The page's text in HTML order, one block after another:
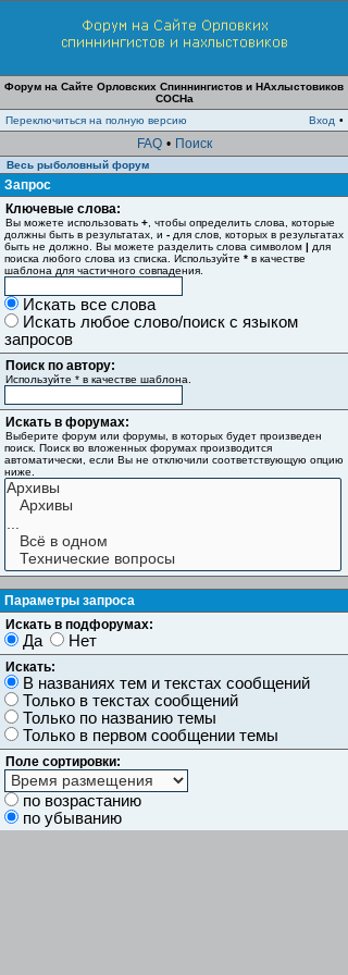
Форум на Сайте Орловских Спиннингистов и НАхлыстовиков
СОСНа
Переключиться на полную версию
Вход •
FAQ • Поиск
Весь рыболовный форум
Запрос
Ключевые слова:
Вы можете использовать + , чтобы определить слова, которые
должны быть в результатах, и - для слов, которых в результатах
быть не должно. Вы можете разделить слова символом | для
поиска любого слова из списка. Используйте * в качестве
шаблона для частичного совпадения.
Искать все слова
Искать любое слово/поиск с языком
запросов
Поиск по автору:
Используйте * в качестве шаблона.
Искать в форумах:
Выберите форум или форумы, в которых будет произведен
поиск. Поиск во вложенных форумах производится
автоматически, если Вы не отключили соответствующую опцию
ниже.
Параметры запроса
Искать в подфорумах:
Да Нет
Искать:
В названиях тем и текстах сообщений
Только в текстах сообщений
Только по названию темы
Только в первом сообщении темы
Поле сортировки:
по возрастанию
по убыванию